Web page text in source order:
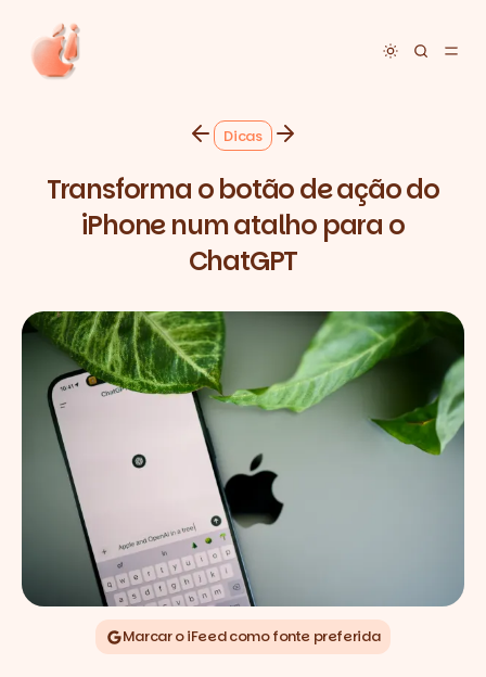
Toggle
Dicas
Transforma o botão de ação do
iPhone num atalho para o
ChatGPT
Marcar o iFeed como fonte preferida